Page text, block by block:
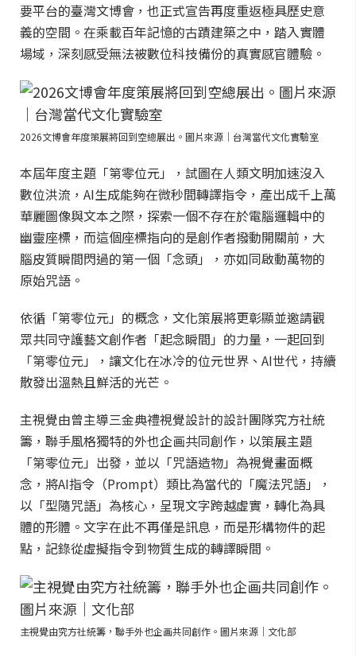
要平台的臺灣文博會，也正式宣告再度重返極具歷史意
義的空間。在乘載百年記憶的古蹟建築之中，踏入實體
場域，深刻感受無法被數位科技備份的真實感官體驗。
2026文博會年度策展將回到空總展出。圖片來源｜台灣當代文化實驗室
本屆年度主題「第零位元」，試圖在人類文明加速沒入
數位洪流，AI生成能夠在微秒間轉譯指令，產出成千上萬
華麗圖像與文本之際，探索一個不存在於電腦邏輯中的
幽靈座標，而這個座標指向的是創作者撥動開關前，大
腦皮質瞬間閃過的第一個「念頭」，亦如同啟動萬物的
原始咒語。
依循「第零位元」的概念，文化策展將更彰顯並邀請觀
眾共同守護藝文創作者「起念瞬間」的力量，一起回到
「第零位元」，讓文化在冰冷的位元世界、AI世代，持續
散發出溫熱且鮮活的光芒。
主視覺由曾主導三金典禮視覺設計的設計團隊究方社統
籌，聯手風格獨特的外也企画共同創作，以策展主題
「第零位元」出發，並以「咒語造物」為視覺畫面概
念，將AI指令（Prompt）類比為當代的「魔法咒語」，
以「型隨咒語」為核心，呈現文字跨越虛實，轉化為具
體的形體。文字在此不再僅是訊息，而是形構物件的起
點，記錄從虛擬指令到物質生成的轉譯瞬間。
主視覺由究方社統籌，聯手外也企画共同創作。圖片來源｜文化部